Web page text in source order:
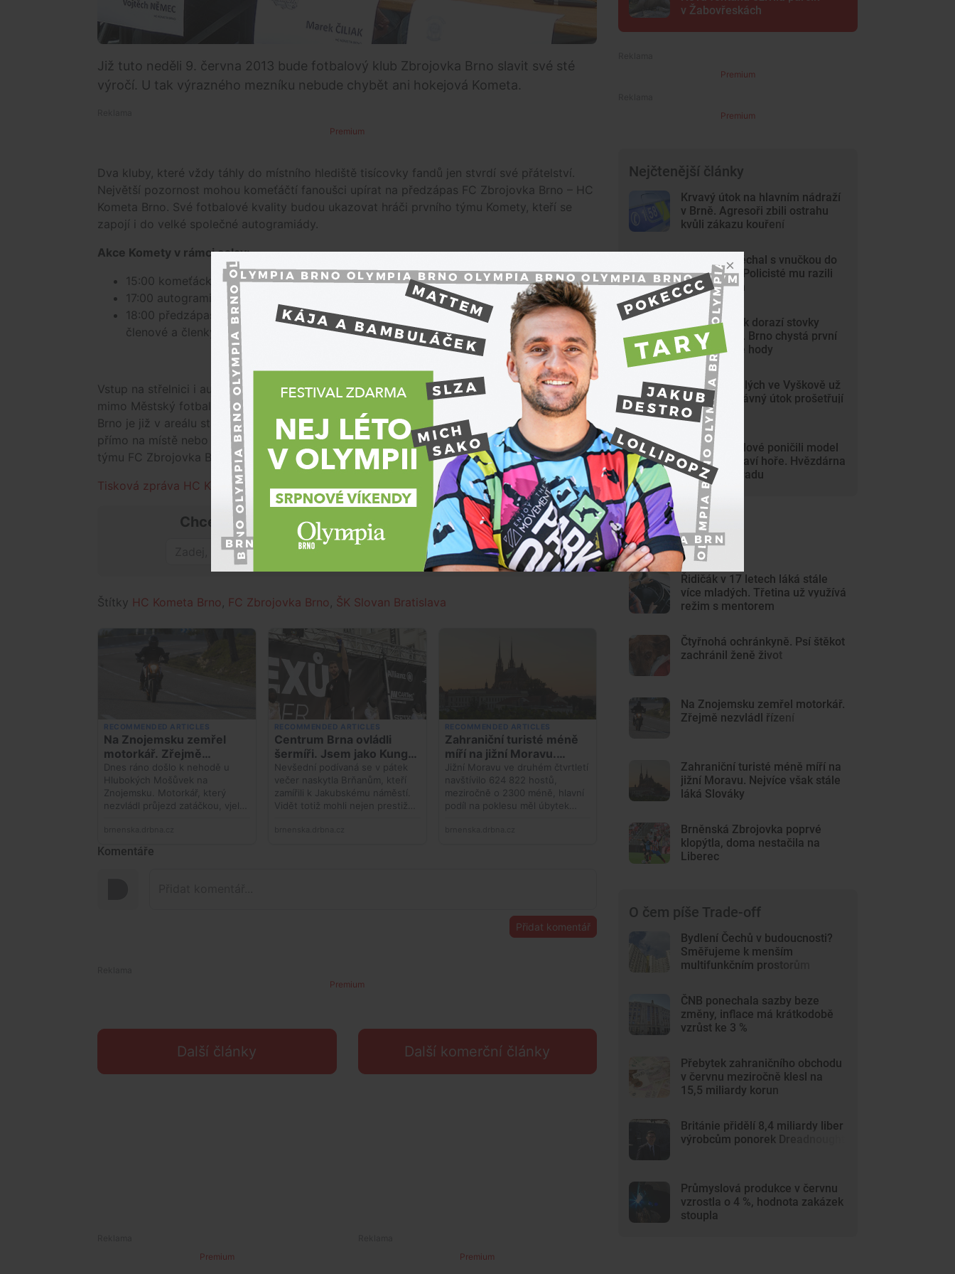
Již tuto neděli 9. června 2013 bude fotbalový klub Zbrojovka Brno slavit své sté
výročí. U tak výrazného mezníku nebude chybět ani hokejová Kometa.
Premium
Dva kluby, které vždy táhly do místního hlediště tisícovky fandů jen stvrdí své přátelství.
Největší pozornost mohou komeťáčtí fanoušci upírat na předzápas FC Zbrojovka Brno – HC
Kometa Brno. Své fotbalové kvality budou ukazovat hráči prvního týmu Komety, kteří se
zapojí i do velké společné autogramiády.
Akce Komety v rámci oslav:
15:00 komeťácká střelnice - házenkářské hřiště vedle kluziště Vodova
17:00 autogramiáda celého „A“ týmu Komety - mezi kluzištěm a fotbalovým stadionem
18:00 předzápas FC Zbrojovka – HC Kometa Brno (hráči „A“ týmu, bývalí hráči, trenéři,
členové a členky Fan Klubu)
Vstup na střelnici i autogramiádu hráčů „A“ týmu Komety je zdarma, obě události se konají
mimo Městský fotbalový stadion Srbská. Předutkání týmů FC Zbrojovka Brno – HC Kometa
Brno je již v areálu stadionu, takže diváci musí zaplatit vstupné. Zakoupit si ho můžete buď
přímo na místě nebo na
internetu . Majitelé vstupenek samozřejmě mají v ceně i utkání „A“
týmu FC Zbrojovka Brno - FC Slovan Bratislava, které se hraje od 20:00 hodin.
Tisková zpráva HC Kometa
Chceš mít přehled o tom, co se děje kolem tebe?
Přihlásit
Štítky HC Kometa Brno FC Zbrojovka Brno ŠK Slovan Bratislava
Komentáře
Přidat komentář
Premium
Další články Další komerční články
v Žabovřeskách
Premium
Premium
Nejčtenější články
Krvavý útok na hlavním nádraží
v Brně. Agresoři zbili ostrahu
kvůli zákazu kouření
Dědeček spěchal s vnučkou do
nemocnice. Policisté mu razili
cestu Brnem
Na Svoboďák dorazí stovky
krojovaných. Brno chystá první
celoměstské hody
Gang nezletilých ve Vyškově už
dořádil. Nedávný útok prošetřují
kriminalisté
Mladí vandalové poničili model
Marsu na Kraví hoře. Hvězdárna
zařídila náhradu
Nejnovější články
Řidičák v 17 letech láká stále
více mladých. Třetina už využívá
režim s mentorem
Čtyřnohá ochránkyně. Psí štěkot
zachránil ženě život
Na Znojemsku zemřel motorkář.
Zřejmě nezvládl řízení
Zahraniční turisté méně míří na
jižní Moravu. Nejvíce však stále
láká Slováky
Brněnská Zbrojovka poprvé
klopýtla, doma nestačila na
Liberec
O čem píše Trade-off
Bydlení Čechů v budoucnosti?
Směřujeme k menším
multifunkčním prostorům
ČNB ponechala sazby beze
změny, inflace má krátkodobě
vzrůst ke 3 %
Přebytek zahraničního obchodu
v červnu meziročně klesl na
15,5 miliardy korun
Británie přidělí 8,4 miliardy liber
výrobcům ponorek Dreadnought
Průmyslová produkce v červnu
vzrostla o 4 %, hodnota zakázek
stoupla
Premium Premium